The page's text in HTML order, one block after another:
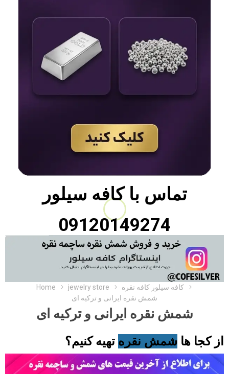
تماس باکافه سیلور
09120149274
Home jewelry store
کافه سیلور کافه نقره
شمش نقره ایرانی و ترکیه ای
شمش نقره ایرانی و ترکیه ای
از کجا ها شمش نقره تهیه کنیم؟